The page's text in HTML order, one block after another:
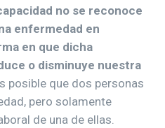
no se reconoce
enfermedad en
en que dicha
o disminuye nuestra
posible que dos personas
pero solamente
de una de ellas.